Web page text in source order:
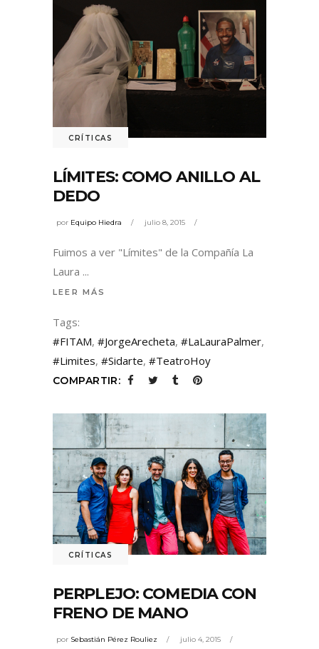
CRÍTICAS
LÍMITES: COMO ANILLO AL
DEDO
por Equipo Hiedra julio 8, 2015
Fuimos a ver "Límites" de la Compañía La
Laura
LEER MÁS
Tags:
#FITAM, #JorgeArecheta, #LaLauraPalmer,
#Limites, #Sidarte, #TeatroHoy
COMPARTIR:
CRÍTICAS
PERPLEJO: COMEDIA CON
FRENO DE MANO
por Sebastián Pérez Rouliez julio 4, 2015